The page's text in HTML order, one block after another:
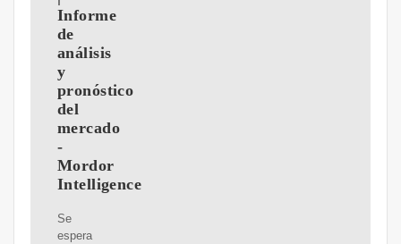
Informe
de
análisis
y
pronóstico
del
mercado
-
Mordor
Intelligence
Se
espera